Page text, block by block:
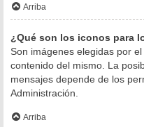
Arriba
¿Qué son los iconos para
Son imágenes elegidas por
contenido del mismo. La
mensajes depende de los
Administración.
Arriba